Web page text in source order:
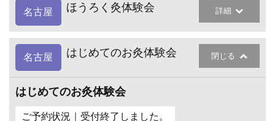
名古屋 ほうろく灸体験会 詳細
名古屋 はじめてのお灸体験会 閉じる
はじめてのお灸体験会
ご予約状況｜受付終了しました。